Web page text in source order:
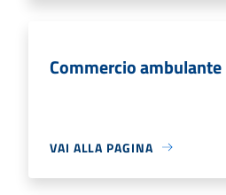
Commercio ambulante
VAI ALLA PAGINA